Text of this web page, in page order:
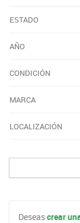
ESTADO
AÑO
CONDICIÓN
MARCA
LOCALIZACIÓN
Deseascrear